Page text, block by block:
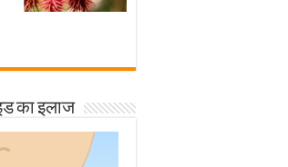
का इलाज